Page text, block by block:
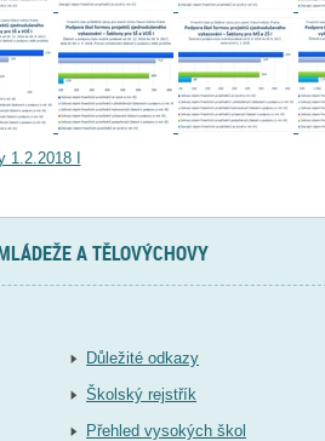
1.2.2018 I
A TĚLOVÝCHOVY
Důležité odkazy
Školský rejstřík
Přehled vysokých škol